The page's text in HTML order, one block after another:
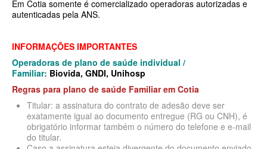
NEXT SEISA PLANO DE SAÚDE EMPRESARIAL
ONE HEALTH PLANO DE SAÚDE EMPRESARIAL
PORTO SEGURO PLANO DE SAÚDE EMPRESARIAL
SAMED PLANO DE SAÚDE EMPRESARIAL
Em Cotia somente é comercializado operadoras autorizadas e
autenticadas pela ANS.
INFORMAÇÕES IMPORTANTES
Operadoras de plano de saúde individual /
Familiar: Biovida, GNDI, Unihosp
Regras para plano de saúde Familiar em Cotia
Titular: a assinatura do contrato de adesão deve ser
exatamente igual ao documento entregue (RG ou CNH), é
obrigatório informar também o número do telefone e e-mail
do titular.